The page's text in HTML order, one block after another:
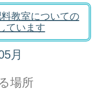
教室についての
ています
月
場所